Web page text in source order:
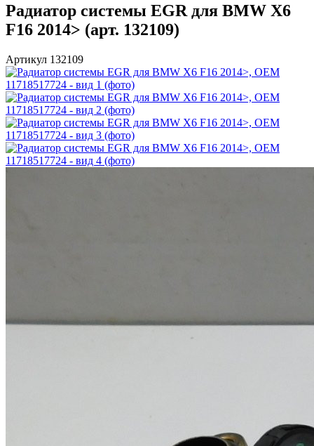
Радиатор системы EGR для BMW X6
F16 2014> (арт. 132109)
Артикул 132109